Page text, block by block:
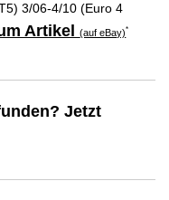
3/06-4/10 (Euro 4
Artikel(auf eBay)*
Jetzt